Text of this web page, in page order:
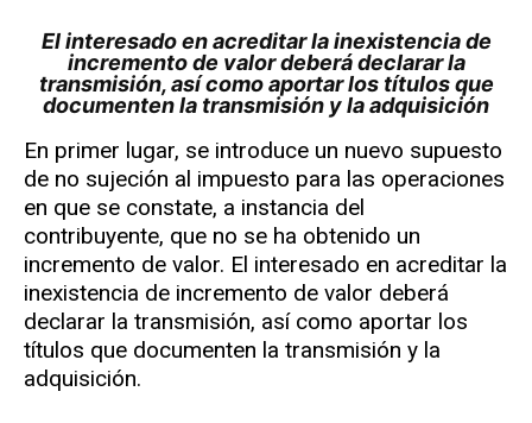
El interesado en acreditar la inexistencia de
incremento de valor deberá declarar la
transmisión, así como aportar los títulos que
documenten la transmisión y la adquisición
En primer lugar, se introduce un nuevo supuesto
de no sujeción al impuesto para las operaciones
en que se constate, a instancia del
contribuyente, que no se ha obtenido un
incremento de valor. El interesado en acreditar la
inexistencia de incremento de valor deberá
declarar la transmisión, así como aportar los
títulos que documenten la transmisión y la
adquisición.